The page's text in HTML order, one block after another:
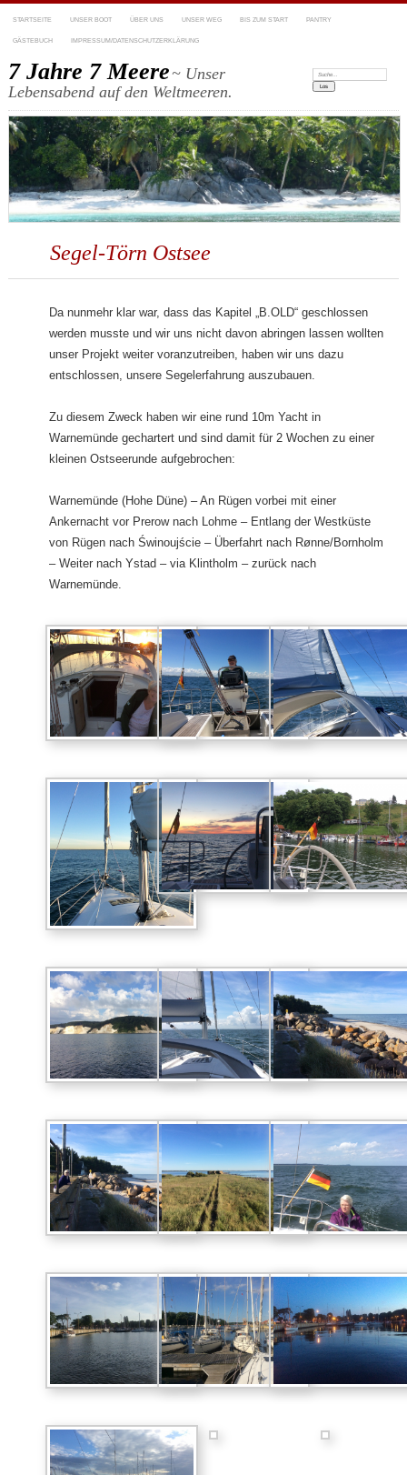
STARTSEITE UNSER BOOT ÜBER UNS UNSER WEG BIS ZUM START PANTRY
GÄSTEBUCH IMPRESSUM/DATENSCHUTZERKLÄRUNG
7 Jahre 7 Meere~ Unser
Lebensabend auf den Weltmeeren.
Suchen:
Segel-Törn Ostsee
Da nunmehr klar war, dass das Kapitel „B.OLD“ geschlossen
werden musste und wir uns nicht davon abringen lassen wollten
unser Projekt weiter voranzutreiben, haben wir uns dazu
entschlossen, unsere Segelerfahrung auszubauen.
Zu diesem Zweck haben wir eine rund 10m Yacht in
Warnemünde gechartert und sind damit für 2 Wochen zu einer
kleinen Ostseerunde aufgebrochen:
Warnemünde (Hohe Düne) – An Rügen vorbei mit einer
Ankernacht vor Prerow nach Lohme – Entlang der Westküste
von Rügen nach Świnoujście – Überfahrt nach Rønne/Bornholm
– Weiter nach Ystad – via Klintholm – zurück nach
Warnemünde.